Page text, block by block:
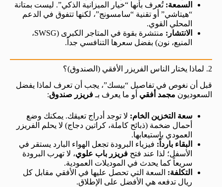
السمعة: تُعرف بأنها “خيار الميزانية الذكي”. ليست بمتانة
“هيتاشي” أو تقنية “سامسونج”، لكنها تتفوق في الدعم
المحلي القوي.
الانتشار:
منتشرة بقوة في المتاجر الكبرى (SWSG،
المنيع، نون) بفضل سعرها التنافسي جداً.
2. لماذا يختار الناس الفريزر الأفقي (الصندوق)؟
قبل أن نغوص في تفاصيل “بيسك”، يجب أن تعرف لماذا يفضل
السعوديون مجمد أفقي أو ما يعرف بـ فريزر صندوق:
سعة التخزين الخام: لا توجد أدراج تعيقك. يمكنك وضع
أحمال ضخمة (ذبائح كاملة، كراتين دجاج) لا يحلم الفريزر
العمودي باستيعابها.
البقاء بارداً: فيزياء البرودة تجعل الهواء البارد يستقر في
الأسفل؛ لذا عند فتح فريزر باب علوي، لا تهرب البرودة
سريعاً كما يحدث في الموديلات العمودية.
التكلفة: السعة التي تحصل عليها في الأفقي مقابل كل
ريال تدفعه هي الأفضل على الإطلاق.